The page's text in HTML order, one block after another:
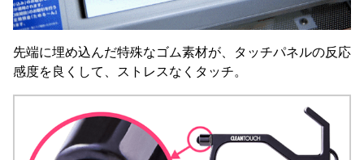
先端に埋め込んだ特殊なゴム素材が、タッチパネルの反応
感度を良くして、ストレスなくタッチ。